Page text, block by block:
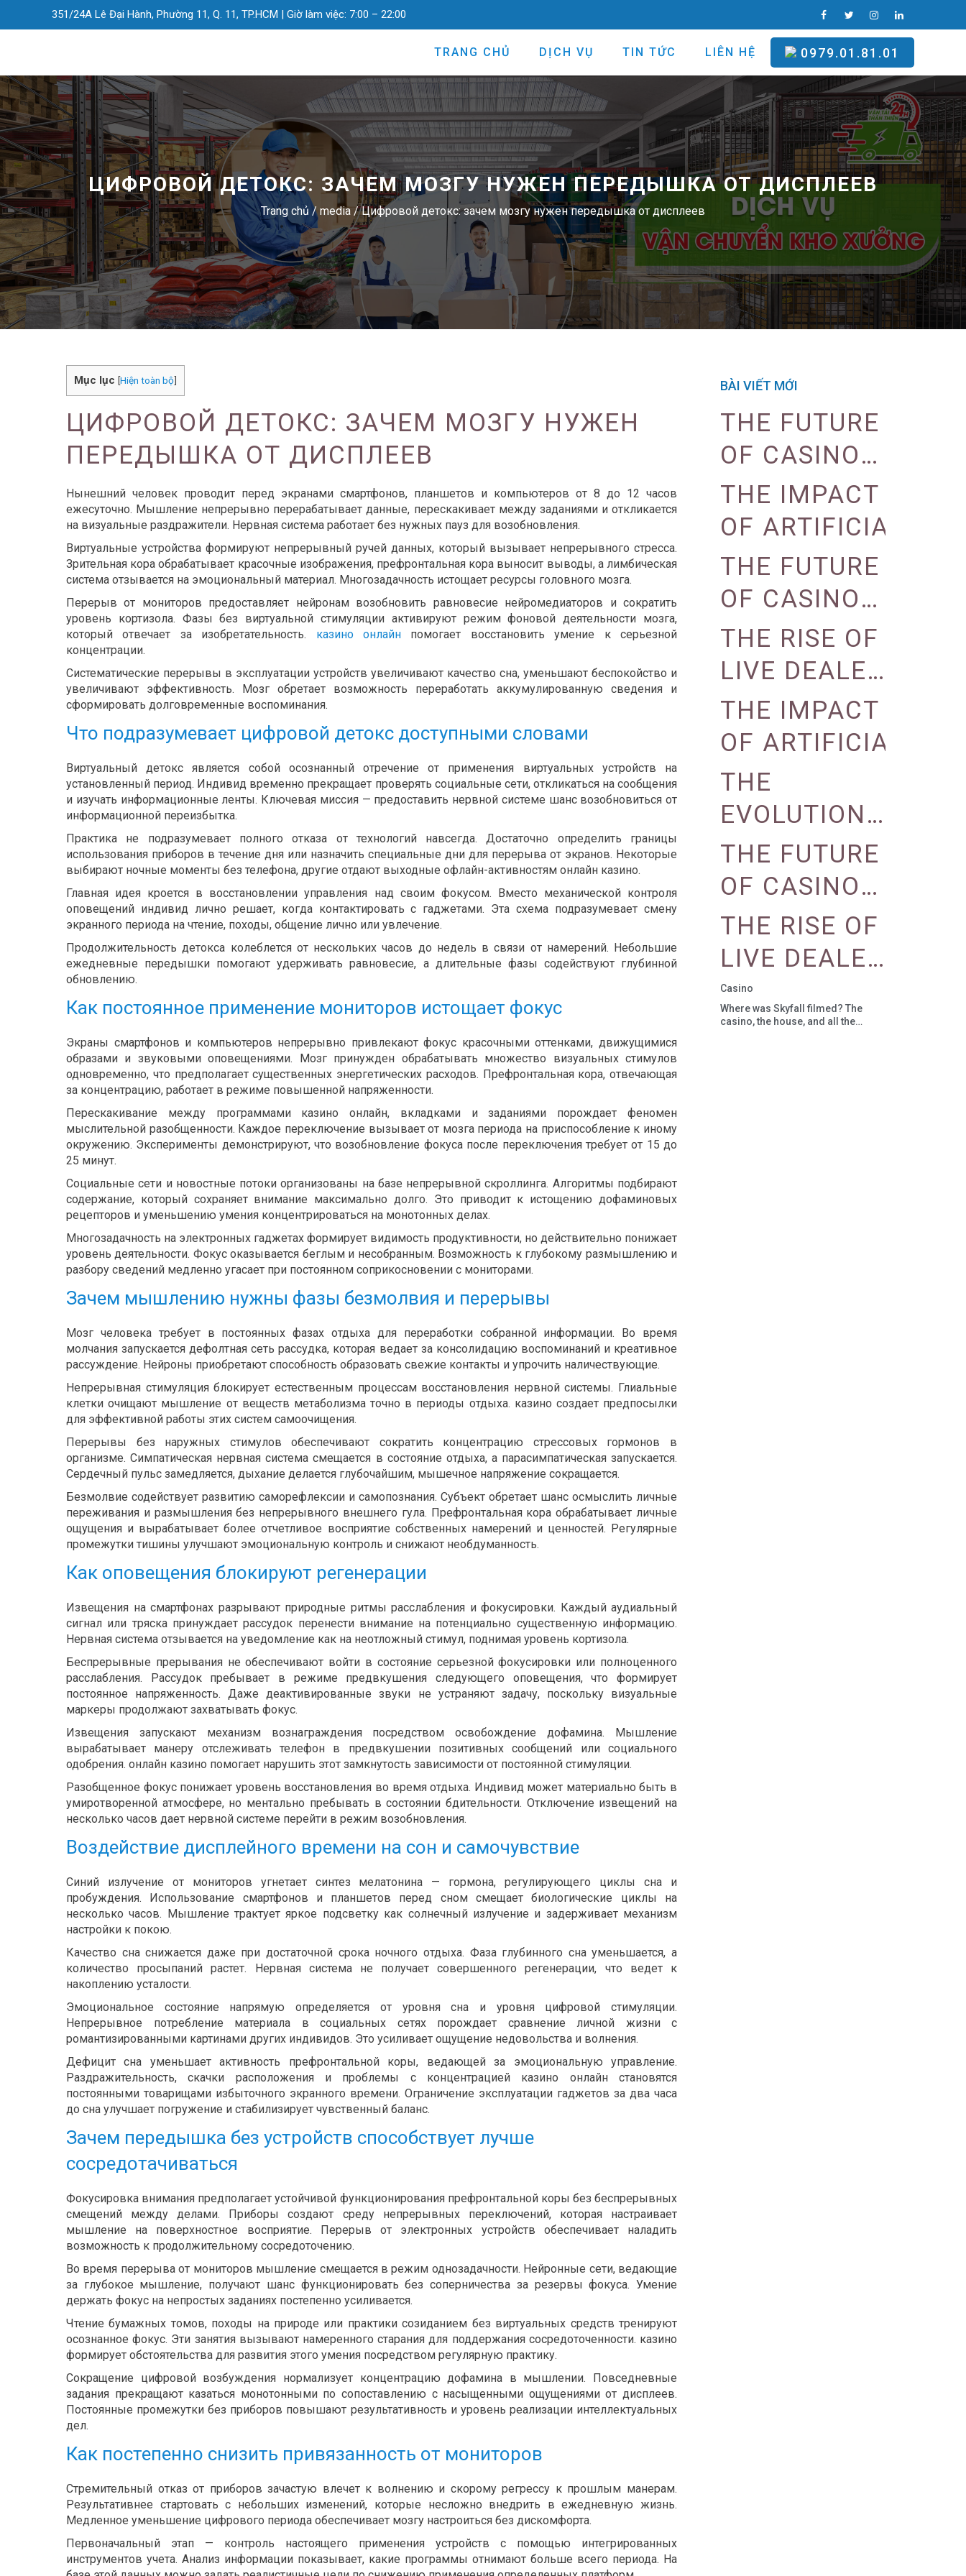
351/24A Lê Đại Hành, Phường 11, Q. 11, TP.HCM | Giờ làm việc: 7:00 – 22:00
TRANG CHỦ DỊCH VỤ TIN TỨC LIÊN HỆ 0979.01.81.01
ЦИФРОВОЙ ДЕТОКС: ЗАЧЕМ МОЗГУ НУЖЕН ПЕРЕДЫШКА ОТ ДИСПЛЕЕВ
Trang chủ /media /Цифровой детокс: зачем мозгу нужен передышка от дисплеев
Mục lục [Hiện toàn bộ]
ЦИФРОВОЙ ДЕТОКС: ЗАЧЕМ МОЗГУ НУЖЕН
ПЕРЕДЫШКА ОТ ДИСПЛЕЕВ
Нынешний человек проводит перед экранами смартфонов, планшетов и компьютеров от 8 до 12 часов
ежесуточно. Мышление непрерывно перерабатывает данные, перескакивает между заданиями и откликается
на визуальные раздражители. Нервная система работает без нужных пауз для возобновления.
Виртуальные устройства формируют непрерывный ручей данных, который вызывает непрерывного стресса.
Зрительная кора обрабатывает красочные изображения, префронтальная кора выносит выводы, а лимбическая
система отзывается на эмоциональный материал. Многозадачность истощает ресурсы головного мозга.
Перерыв от мониторов предоставляет нейронам возобновить равновесие нейромедиаторов и сократить
уровень кортизола. Фазы без виртуальной стимуляции активируют режим фоновой деятельности мозга,
который отвечает за изобретательность. казино онлайн помогает восстановить умение к серьезной
концентрации.
Систематические перерывы в эксплуатации устройств увеличивают качество сна, уменьшают беспокойство и
увеличивают эффективность. Мозг обретает возможность переработать аккумулированную сведения и
сформировать долговременные воспоминания.
Что подразумевает цифровой детокс доступными словами
Виртуальный детокс является собой осознанный отречение от применения виртуальных устройств на
установленный период. Индивид временно прекращает проверять социальные сети, откликаться на сообщения
и изучать информационные ленты. Ключевая миссия — предоставить нервной системе шанс возобновиться от
информационной переизбытка.
Практика не подразумевает полного отказа от технологий навсегда. Достаточно определить границы
использования приборов в течение дня или назначить специальные дни для перерыва от экранов. Некоторые
выбирают ночные моменты без телефона, другие отдают выходные офлайн-активностям онлайн казино.
Главная идея кроется в восстановлении управления над своим фокусом. Вместо механической контроля
оповещений индивид лично решает, когда контактировать с гаджетами. Эта схема подразумевает смену
экранного периода на чтение, походы, общение лично или увлечение.
Продолжительность детокса колеблется от нескольких часов до недель в связи от намерений. Небольшие
ежедневные передышки помогают удерживать равновесие, а длительные фазы содействуют глубинной
обновлению.
Как постоянное применение мониторов истощает фокус
Экраны смартфонов и компьютеров непрерывно привлекают фокус красочными оттенками, движущимися
образами и звуковыми оповещениями. Мозг принужден обрабатывать множество визуальных стимулов
одновременно, что предполагает существенных энергетических расходов. Префронтальная кора, отвечающая
за концентрацию, работает в режиме повышенной напряженности.
Перескакивание между программами казино онлайн, вкладками и заданиями порождает феномен
мыслительной разобщенности. Каждое переключение вызывает от мозга периода на приспособление к иному
окружению. Эксперименты демонстрируют, что возобновление фокуса после переключения требует от 15 до
25 минут.
Социальные сети и новостные потоки организованы на базе непрерывной скроллинга. Алгоритмы подбирают
содержание, который сохраняет внимание максимально долго. Это приводит к истощению дофаминовых
рецепторов и уменьшению умения концентрироваться на монотонных делах.
Многозадачность на электронных гаджетах формирует видимость продуктивности, но действительно понижает
уровень деятельности. Фокус оказывается беглым и несобранным. Возможность к глубокому размышлению и
разбору сведений медленно угасает при постоянном соприкосновении с мониторами.
Зачем мышлению нужны фазы безмолвия и перерывы
Мозг человека требует в постоянных фазах отдыха для переработки собранной информации. Во время
молчания запускается дефолтная сеть рассудка, которая ведает за консолидацию воспоминаний и креативное
рассуждение. Нейроны приобретают способность образовать свежие контакты и упрочить наличествующие.
Непрерывная стимуляция блокирует естественным процессам восстановления нервной системы. Глиальные
клетки очищают мышление от веществ метаболизма точно в периоды отдыха. казино создает предпосылки
для эффективной работы этих систем самоочищения.
Перерывы без наружных стимулов обеспечивают сократить концентрацию стрессовых гормонов в
организме. Симпатическая нервная система смещается в состояние отдыха, а парасимпатическая запускается.
Сердечный пульс замедляется, дыхание делается глубочайшим, мышечное напряжение сокращается.
Безмолвие содействует развитию саморефлексии и самопознания. Субъект обретает шанс осмыслить личные
переживания и размышления без непрерывного внешнего гула. Префронтальная кора обрабатывает личные
ощущения и вырабатывает более отчетливое восприятие собственных намерений и ценностей. Регулярные
промежутки тишины улучшают эмоциональную контроль и снижают необдуманность.
Как оповещения блокируют регенерации
Извещения на смартфонах разрывают природные ритмы расслабления и фокусировки. Каждый аудиальный
сигнал или тряска принуждает рассудок перенести внимание на потенциально существенную информацию.
Нервная система отзывается на уведомление как на неотложный стимул, поднимая уровень кортизола.
Беспрерывные прерывания не обеспечивают войти в состояние серьезной фокусировки или полноценного
расслабления. Рассудок пребывает в режиме предвкушения следующего оповещения, что формирует
постоянное напряженность. Даже деактивированные звуки не устраняют задачу, поскольку визуальные
маркеры продолжают захватывать фокус.
Извещения запускают механизм вознаграждения посредством освобождение дофамина. Мышление
вырабатывает манеру отслеживать телефон в предвкушении позитивных сообщений или социального
одобрения. онлайн казино помогает нарушить этот замкнутость зависимости от постоянной стимуляции.
Разобщенное фокус понижает уровень восстановления во время отдыха. Индивид может материально быть в
умиротворенной атмосфере, но ментально пребывать в состоянии бдительности. Отключение извещений на
несколько часов дает нервной системе перейти в режим возобновления.
Воздействие дисплейного времени на сон и самочувствие
Синий излучение от мониторов угнетает синтез мелатонина — гормона, регулирующего циклы сна и
пробуждения. Использование смартфонов и планшетов перед сном смещает биологические циклы на
несколько часов. Мышление трактует яркое подсветку как солнечный излучение и задерживает механизм
настройки к покою.
Качество сна снижается даже при достаточной срока ночного отдыха. Фаза глубинного сна уменьшается, а
количество просыпаний растет. Нервная система не получает совершенного регенерации, что ведет к
накоплению усталости.
Эмоциональное состояние напрямую определяется от уровня сна и уровня цифровой стимуляции.
Непрерывное потребление материала в социальных сетях порождает сравнение личной жизни с
романтизированными картинами других индивидов. Это усиливает ощущение недовольства и волнения.
Дефицит сна уменьшает активность префронтальной коры, ведающей за эмоциональную управление.
Раздражительность, скачки расположения и проблемы с концентрацией казино онлайн становятся
постоянными товарищами избыточного экранного времени. Ограничение эксплуатации гаджетов за два часа
до сна улучшает погружение и стабилизирует чувственный баланс.
Зачем передышка без устройств способствует лучше
сосредотачиваться
Фокусировка внимания предполагает устойчивой функционирования префронтальной коры без беспрерывных
смещений между делами. Приборы создают среду непрерывных переключений, которая настраивает
мышление на поверхностное восприятие. Перерыв от электронных устройств обеспечивает наладить
возможность к продолжительному сосредоточению.
Во время перерыва от мониторов мышление смещается в режим однозадачности. Нейронные сети, ведающие
за глубокое мышление, получают шанс функционировать без соперничества за резервы фокуса. Умение
держать фокус на непростых заданиях постепенно усиливается.
Чтение бумажных томов, походы на природе или практики созиданием без виртуальных средств тренируют
осознанное фокус. Эти занятия вызывают намеренного старания для поддержания сосредоточенности. казино
формирует обстоятельства для развития этого умения посредством регулярную практику.
Сокращение цифровой возбуждения нормализует концентрацию дофамина в мышлении. Повседневные
задания прекращают казаться монотонными по сопоставлению с насыщенными ощущениями от дисплеев.
Постоянные промежутки без приборов повышают результативность и уровень реализации интеллектуальных
дел.
Как постепенно снизить привязанность от мониторов
Стремительный отказ от приборов зачастую влечет к волнению и скорому регрессу к прошлым манерам.
Результативнее стартовать с небольших изменений, которые несложно внедрить в ежедневную жизнь.
Медленное уменьшение цифрового периода обеспечивает мозгу настроиться без дискомфорта.
Первоначальный этап — контроль настоящего применения устройств с помощью интегрированных
инструментов учета. Анализ информации показывает, какие программы отнимают больше всего периода. На
BÀI VIẾT MỚI
THE FUTURE
OF CASINO
GAMING:
VIRTUAL
REALITY
AND
AUGMENTED
REALITY
THE IMPACT
OF ARTIFICIAL
INTELLIGENCE
ON CASINO
OPERATIONS
THE FUTURE
OF CASINO
GAMING:
VIRTUAL
REALITY
AND
AUGMENTED
REALITY
THE RISE OF
LIVE DEALER
GAMES IN
ONLINE
CASINOS
THE IMPACT
OF ARTIFICIAL
INTELLIGENCE
ON CASINO
OPERATIONS
THE
EVOLUTION
OF CASINO
LOYALTY
PROGRAMS
THE FUTURE
OF CASINO
GAMING:
VIRTUAL
REALITY
AND
THE RISE OF
LIVE DEALER
GAMES IN
ONLINE
Casino
Where was Skyfall filmed? The
casino, the house, and all the